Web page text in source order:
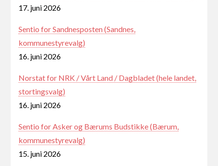
17. juni 2026
Sentio for Sandnesposten (Sandnes,
kommunestyrevalg)
16. juni 2026
Norstat for NRK / Vårt Land / Dagbladet (hele landet,
stortingsvalg)
16. juni 2026
Sentio for Asker og Bærums Budstikke (Bærum,
kommunestyrevalg)
15. juni 2026